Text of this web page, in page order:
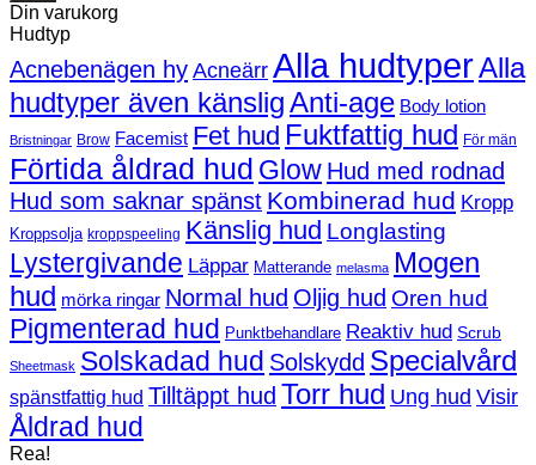
Din varukorg
Hudtyp
Acnebenägen hy Acneärr Alla hudtyperAlla
hudtyper även känsligAnti-age Body lotion
Bristningar Brow Facemist Fet hud Fuktfattig hud För män
Förtida åldrad hud Glow Hud med rodnad
Hud som saknar spänst Kombinerad hud Kropp
Kroppsolja kroppspeeling Känslig hud Longlasting
Lystergivande Läppar Matterande melasma Mogen
hud mörka ringar Normal hud Oljig hud Oren hud
Pigmenterad hud Punktbehandlare Reaktiv hud Scrub
Sheetmask Solskadad hud Solskydd Specialvård
spänstfattig hud Tilltäppt hud Torr hud Ung hud Visir
Åldrad hud
Rea!